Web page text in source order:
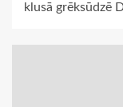
klusā grēksūdzē